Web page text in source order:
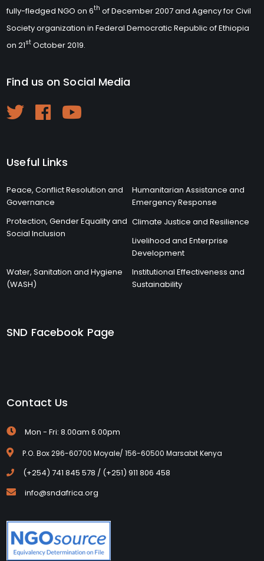
fully-fledged NGO on 6th of December 2007 and Agency for Civil
Society organization in Federal Democratic Republic of Ethiopia
on 21st October 2019.
Find us on Social Media
Useful Links
Peace, Conflict Resolution and
Governance
Humanitarian Assistance and
Emergency Response
Protection, Gender Equality and
Social Inclusion
Climate Justice and Resilience
Livelihood and Enterprise
Development
Water, Sanitation and Hygiene
(WASH)
Institutional Effectiveness and
Sustainability
SND Facebook Page
Contact Us
Mon - Fri: 8.00am 6.00pm
P.O. Box 296-60700 Moyale/ 156-60500 Marsabit Kenya
(+254) 741 845 578 / (+251) 911 806 458
info@sndafrica.org